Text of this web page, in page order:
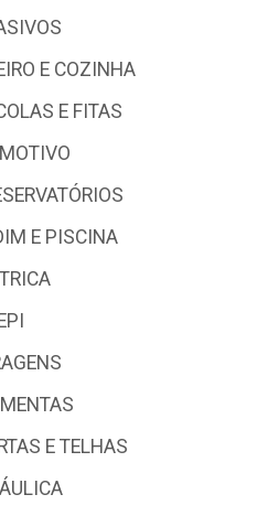
E COZINHA
E FITAS
E PISCINA
E TELHAS